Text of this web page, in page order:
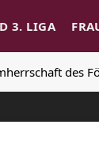
3. LIGA
des